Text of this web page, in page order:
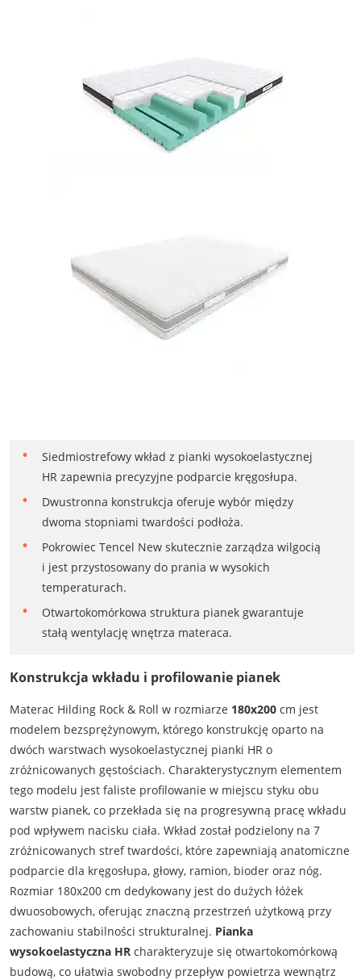
Siedmiostrefowy wkład z pianki wysokoelastycznej
HR zapewnia precyzyjne podparcie kręgosłupa.
Dwustronna konstrukcja oferuje wybór między
dwoma stopniami twardości podłoża.
Pokrowiec Tencel New skutecznie zarządza wilgocią
i jest przystosowany do prania w wysokich
temperaturach.
Otwartokomórkowa struktura pianek gwarantuje
stałą wentylację wnętrza materaca.
Konstrukcja wkładu i profilowanie pianek
Materac Hilding Rock & Roll w rozmiarze 180x200cm jest
modelem bezsprężynowym, którego konstrukcję oparto na
dwóch warstwach wysokoelastycznej pianki HR o
zróżnicowanych gęstościach. Charakterystycznym elementem
tego modelu jest faliste profilowanie w miejscu styku obu
warstw pianek, co przekłada się na progresywną pracę wkładu
pod wpływem nacisku ciała. Wkład został podzielony na 7
zróżnicowanych stref twardości, które zapewniają anatomiczne
podparcie dla kręgosłupa, głowy, ramion, bioder oraz nóg.
Rozmiar 180x200 cm dedykowany jest do dużych łóżek
dwuosobowych, oferując znaczną przestrzeń użytkową przy
zachowaniu stabilności strukturalnej. Pianka
wysokoelastyczna HRcharakteryzuje się otwartokomórkową
budową, co ułatwia swobodny przepływ powietrza wewnątrz